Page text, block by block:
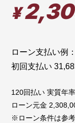
¥
ローン支払い例：
初回支払い
120回払い 実質年
ローン元金
※ローン条件は参